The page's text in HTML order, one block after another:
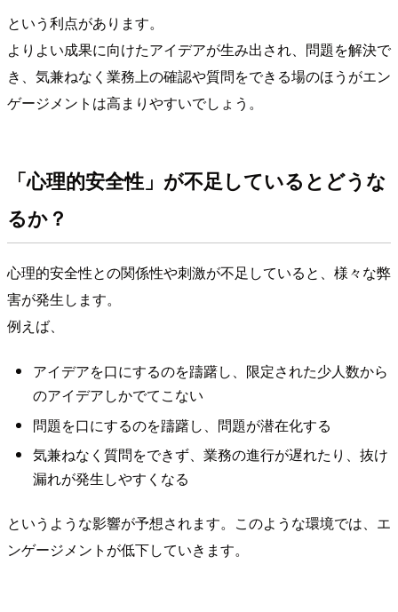
という利点があります。
よりよい成果に向けたアイデアが生み出され、問題を解決で
き、気兼ねなく業務上の確認や質問をできる場のほうがエン
ゲージメントは高まりやすいでしょう。
「心理的安全性」が不足しているとどうな
るか？
心理的安全性との関係性や刺激が不足していると、様々な弊
害が発生します。
例えば、
アイデアを口にするのを躊躇し、限定された少人数から
のアイデアしかでてこない
問題を口にするのを躊躇し、問題が潜在化する
気兼ねなく質問をできず、業務の進行が遅れたり、抜け
漏れが発生しやすくなる
というような影響が予想されます。このような環境では、エ
ンゲージメントが低下していきます。